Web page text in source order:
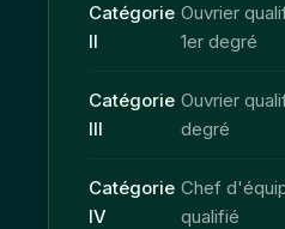
Catégorie
II
Ouvrier
1er degré
Catégorie
III
Ouvrier
degré
Catégorie
IV
Chef
qualifié